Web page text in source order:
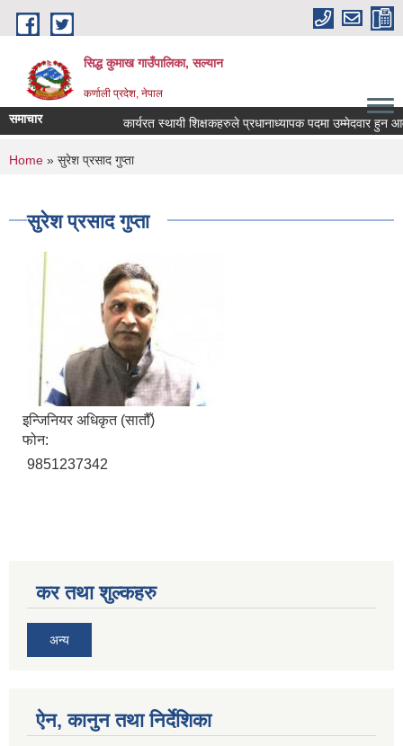
Skip to main content
सिद्ध कुमाख गाउँपालिका, सल्यान
कर्णाली प्रदेश, नेपाल
समाचार कार्यरत स्थायी शिक्षकहरुले प्रधानाध्यापक पदमा उम्मेदवार हुन
You are here
Home » सुरेश प्रसाद गुप्ता
सुरेश प्रसाद गुप्ता
इन्जिनियर अधिकृत (सातौँ)
फोन:
9851237342
कर तथा शुल्कहरु
अन्य
ऐन, कानुन तथा निर्देशिका